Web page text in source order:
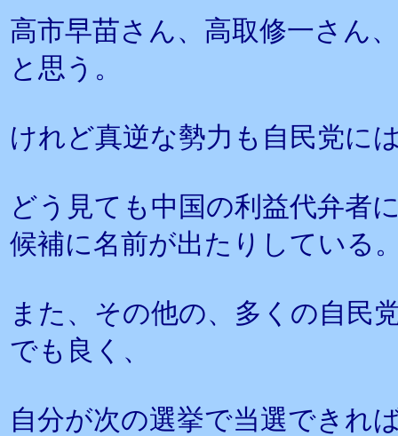
高市早苗さん、高取修一さん
と思う。
けれど真逆な勢力も自民党に
どう見ても中国の利益代弁者
候補に名前が出たりしている
また、その他の、多くの自民
でも良く、
自分が次の選挙で当選できれ